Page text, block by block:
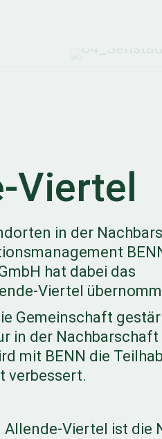
Viertel
in der
hat dabei das
Viertel
Gemeinschaft
in der
mit BENN die
verbessert.
Allende-Viertel ist die